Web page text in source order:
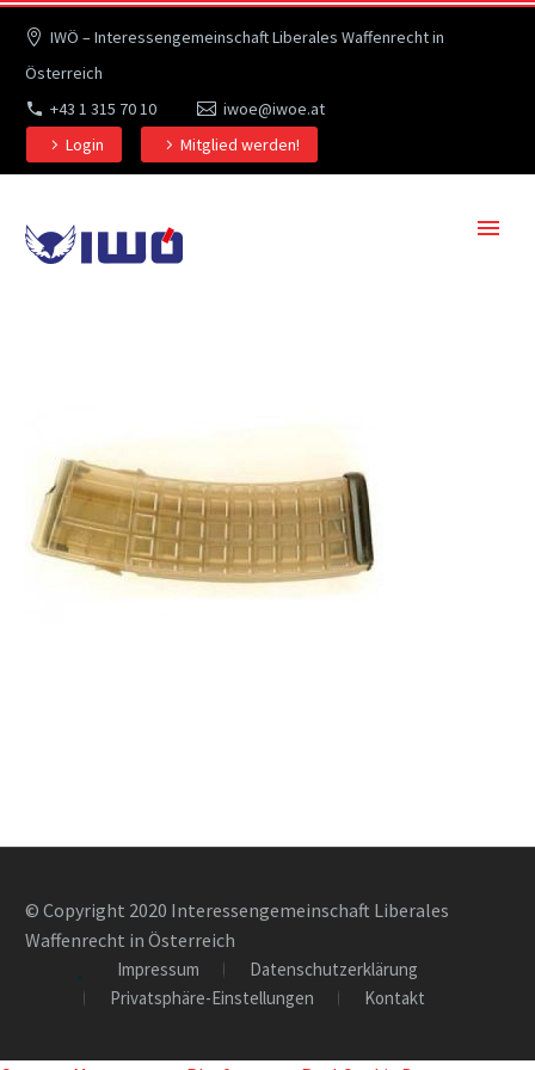
IWÖ – Interessengemeinschaft Liberales Waffenrecht in
Österreich
+43 1 315 70 10
iwoe@iwoe.at
Login
Mitglied werden!
© Copyright 2020 Interessengemeinschaft Liberales
Waffenrecht in Österreich
Impressum
Datenschutzerklärung
Privatsphäre-Einstellungen
Kontakt